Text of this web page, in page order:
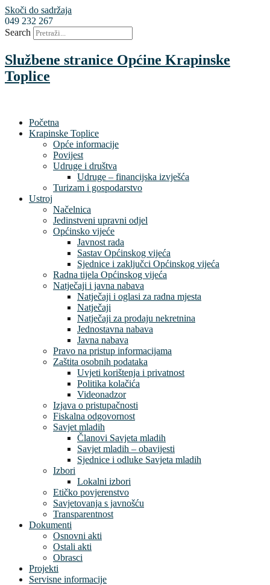
Skoči do sadržaja
049 232 267
Search
Službene stranice Općine Krapinske
Toplice
Početna
Krapinske Toplice
Opće informacije
Povijest
Udruge i društva
Udruge – financijska izvješća
Turizam i gospodarstvo
Ustroj
Načelnica
Jedinstveni upravni odjel
Općinsko vijeće
Javnost rada
Sastav Općinskog vijeća
Sjednice i zaključci Općinskog vijeća
Radna tijela Općinskog vijeća
Natječaji i javna nabava
Natječaji i oglasi za radna mjesta
Natječaji
Natječaji za prodaju nekretnina
Jednostavna nabava
Javna nabava
Pravo na pristup informacijama
Zaštita osobnih podataka
Uvjeti korištenja i privatnost
Politika kolačića
Videonadzor
Izjava o pristupačnosti
Fiskalna odgovornost
Savjet mladih
Članovi Savjeta mladih
Savjet mladih – obavijesti
Sjednice i odluke Savjeta mladih
Izbori
Lokalni izbori
Etičko povjerenstvo
Savjetovanja s javnošću
Transparentnost
Dokumenti
Osnovni akti
Ostali akti
Obrasci
Projekti
Servisne informacije